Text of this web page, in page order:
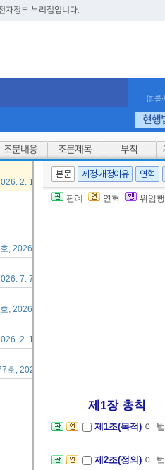
자정부 누리집입니다.
(법률
현행
조문내용 조문제목 부칙
2. 19., 일부개정]
, 2026. 7. 28., 일부개정]
7. 7., 일부개정]
, 2026. 7. 28., 일부개정]
2. 19., 일부개정]
호, 2026. 7. 28., 일부개정]
본문 제정·개정이유 연혁
판례 연혁 위임
제1장 총칙
제1조(목적) 이
제2조(정의) 이